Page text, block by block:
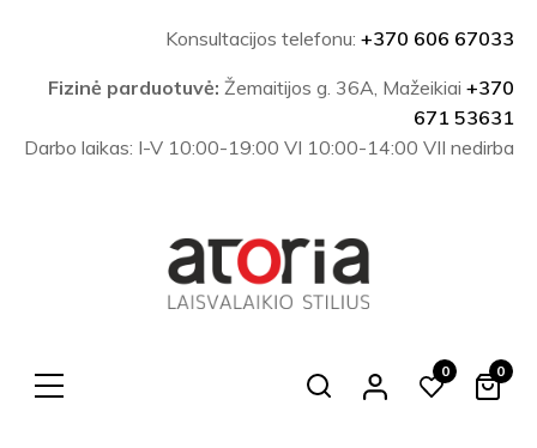
Konsultacijos telefonu: +370 606 67033
Fizinė parduotuvė: Žemaitijos g. 36A, Mažeikiai +370
671 53631
Darbo laikas: I-V 10:00-19:00 VI 10:00-14:00 VII nedirba
Search
0 0